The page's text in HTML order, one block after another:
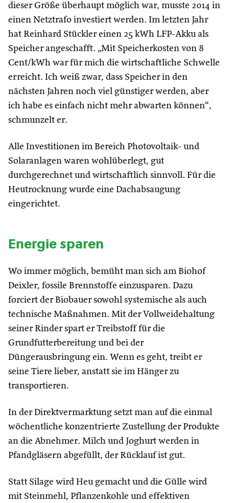
dieser Größe überhaupt möglich war, musste 2014 in
einen Netztrafo investiert werden. Im letzten Jahr
hat Reinhard Stückler einen 25 kWh LFP-Akku als
Speicher angeschafft. „Mit Speicherkosten von 8
Cent/kWh war für mich die wirtschaftliche Schwelle
erreicht. Ich weiß zwar, dass Speicher in den
nächsten Jahren noch viel günstiger werden, aber
ich habe es einfach nicht mehr abwarten können“,
schmunzelt er.
Alle Investitionen im Bereich Photovoltaik- und
Solaranlagen waren wohlüberlegt, gut
durchgerechnet und wirtschaftlich sinnvoll. Für die
Heutrocknung wurde eine Dachabsaugung
eingerichtet.
Energie sparen
Wo immer möglich, bemüht man sich am Biohof
Deixler, fossile Brennstoffe einzusparen. Dazu
forciert der Biobauer sowohl systemische als auch
technische Maßnahmen. Mit der Vollweidehaltung
seiner Rinder spart er Treibstoff für die
Grundfutterbereitung und bei der
Düngerausbringung ein. Wenn es geht, treibt er
seine Tiere lieber, anstatt sie im Hänger zu
transportieren.
In der Direktvermarktung setzt man auf die einmal
wöchentliche konzentrierte Zustellung der Produkte
an die Abnehmer. Milch und Joghurt werden in
Pfandgläsern abgefüllt, der Rücklauf ist gut.
Statt Silage wird Heu gemacht und die Gülle wird
mit Steinmehl, Pflanzenkohle und effektiven